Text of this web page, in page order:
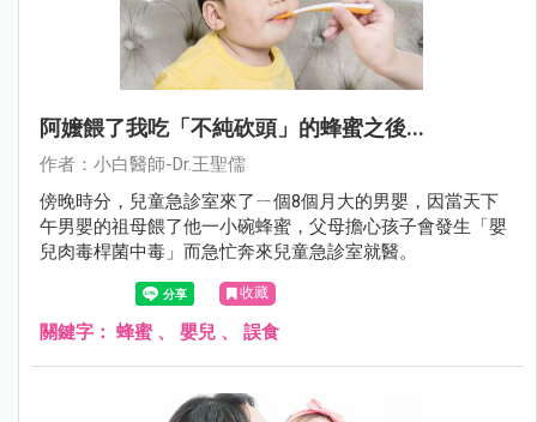
阿嬤餵了我吃「不純砍頭」的蜂蜜之後...
作者：小白醫師-Dr.王聖儒
傍晚時分，兒童急診室來了ㄧ個8個月大的男嬰，因當天下
午男嬰的祖母餵了他一小碗蜂蜜，父母擔心孩子會發生「嬰
兒肉毒桿菌中毒」而急忙奔來兒童急診室就醫。
收藏
關鍵字： 蜂蜜、 嬰兒 、 誤食